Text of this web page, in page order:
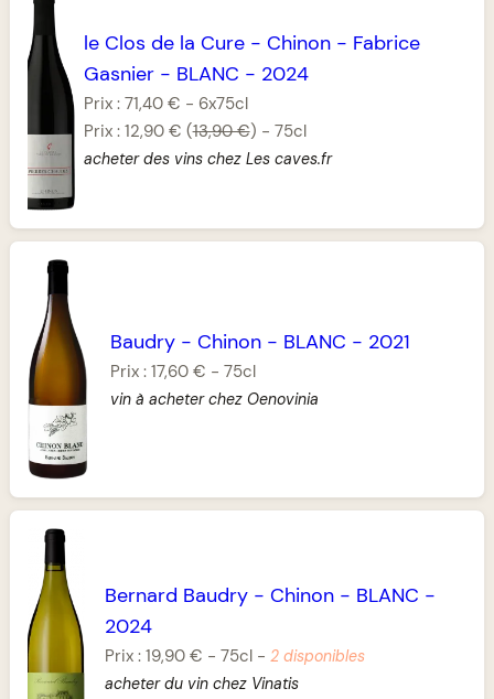
le Clos de la Cure- Chinon- Fabrice
Gasnier- BLANC - 2024
Prix : 71,40 € - 6x75cl
Prix : 12,90 € (13,90 €) - 75cl
acheter des vins chez Les caves.fr
Baudry - Chinon - BLANC - 2021
Prix :17,60 € -75cl
vin à acheter chez Oenovinia
Bernard Baudry - Chinon - BLANC -
2024
Prix :19,90 € -75cl -2 disponibles
acheter du vin chez Vinatis